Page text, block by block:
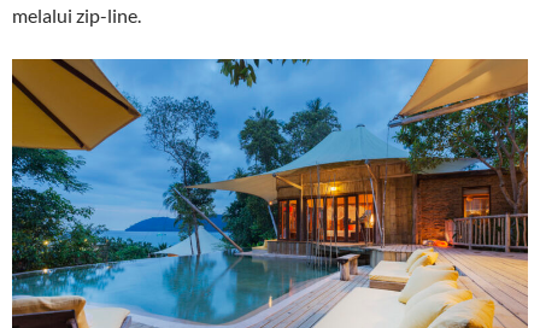
melalui zip-line.